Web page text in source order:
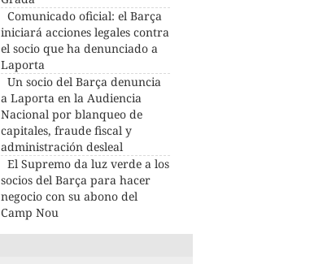
Comunicado oficial: el Barça
iniciará acciones legales contra
el socio que ha denunciado a
Laporta
Un socio del Barça denuncia
a Laporta en la Audiencia
Nacional por blanqueo de
capitales, fraude fiscal y
administración desleal
El Supremo da luz verde a los
socios del Barça para hacer
negocio con su abono del
Camp Nou